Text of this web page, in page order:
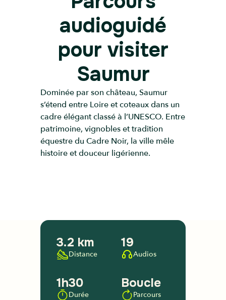
audioguidé
pour visiter
Saumur
Dominée par son château, Saumur
s’étend entre Loire et coteaux dans un
cadre élégant classé à l’UNESCO. Entre
patrimoine, vignobles et tradition
équestre du Cadre Noir, la ville mêle
histoire et douceur ligérienne.
3.2 km
Distance
19
Audios
1h30
Durée
Boucle
Parcours